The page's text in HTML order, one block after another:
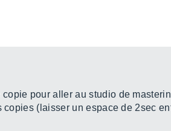
pour aller au studio de
(laisser un espace de 2sec